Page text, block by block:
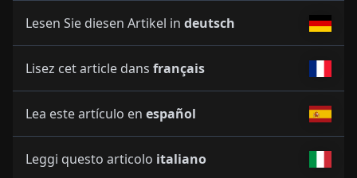
Lesen Sie diesen Artikel in deutsch
Lisez cet article dans français
Lea este artículo en español
Leggi questo articolo italiano